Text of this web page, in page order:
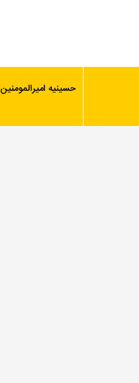
حسینیه امیرالمومنین